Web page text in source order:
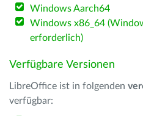
Windows Aarch64
Windows x86_64
erforderlich)
Verfügbare Versionen
LibreOffice ist in folgenden
verfügbar: